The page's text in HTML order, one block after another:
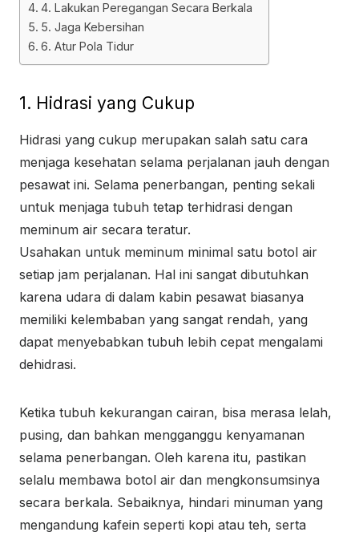
4. Lakukan Peregangan Secara Berkala
5. Jaga Kebersihan
6. Atur Pola Tidur
1. Hidrasi yang Cukup
Hidrasi yang cukup merupakan salah satu cara
menjaga kesehatan selama perjalanan jauh dengan
pesawat ini. Selama penerbangan, penting sekali
untuk menjaga tubuh tetap terhidrasi dengan
meminum air secara teratur.
Usahakan untuk meminum minimal satu botol air
setiap jam perjalanan. Hal ini sangat dibutuhkan
karena udara di dalam kabin pesawat biasanya
memiliki kelembaban yang sangat rendah, yang
dapat menyebabkan tubuh lebih cepat mengalami
dehidrasi.
Ketika tubuh kekurangan cairan, bisa merasa lelah,
pusing, dan bahkan mengganggu kenyamanan
selama penerbangan. Oleh karena itu, pastikan
selalu membawa botol air dan mengkonsumsinya
secara berkala. Sebaiknya, hindari minuman yang
mengandung kafein seperti kopi atau teh, serta